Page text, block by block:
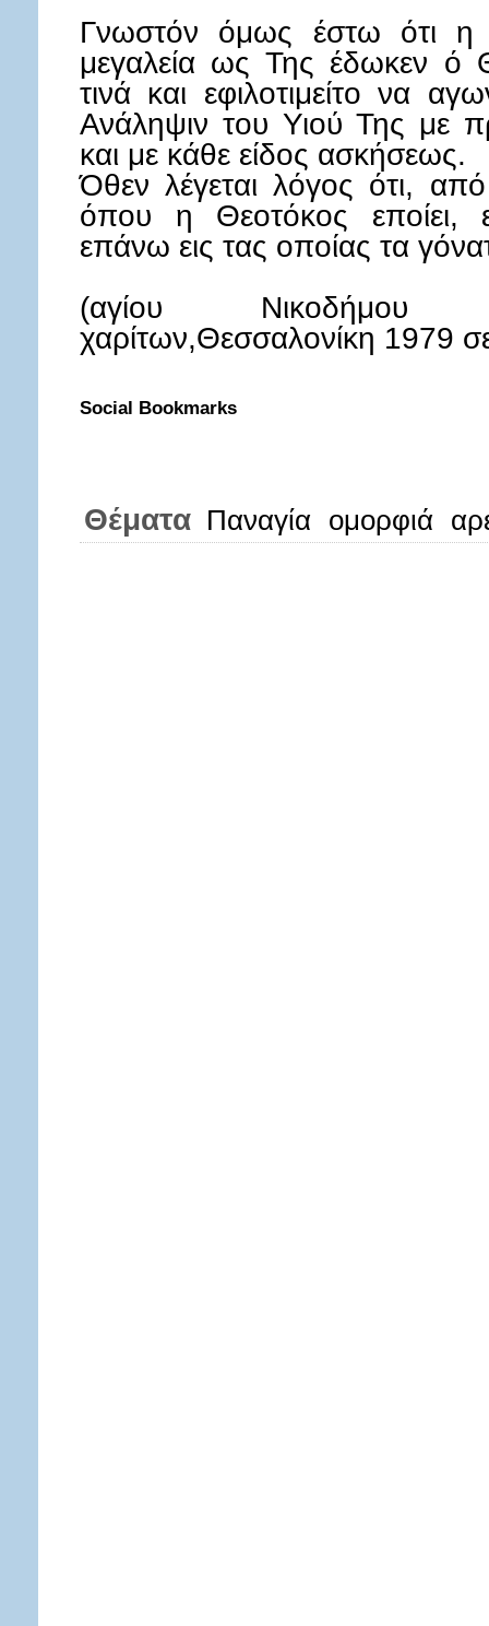
Γνωστόν όμως έστω ότι η
μεγαλεία ως Της έδωκεν ό
τινά και εφιλοτιμείτο να
Ανάληψιν του Υιού Της με
και με κάθε είδος ασκήσεως.
Όθεν λέγεται λόγος ότι,
όπου η Θεοτόκος εποίει,
επάνω εις τας οποίας τα
(αγίου Νικοδήμου
χαρίτων,Θεσσαλονίκη 1979
Social Bookmarks
Θέματα Παναγία ομορφιά